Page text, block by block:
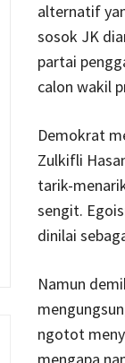
alternatif
sosok JK
partai
calon wakil
Demokrat
Zulkifli
tarik-
sengit.
dinilai
Namun
ngotot